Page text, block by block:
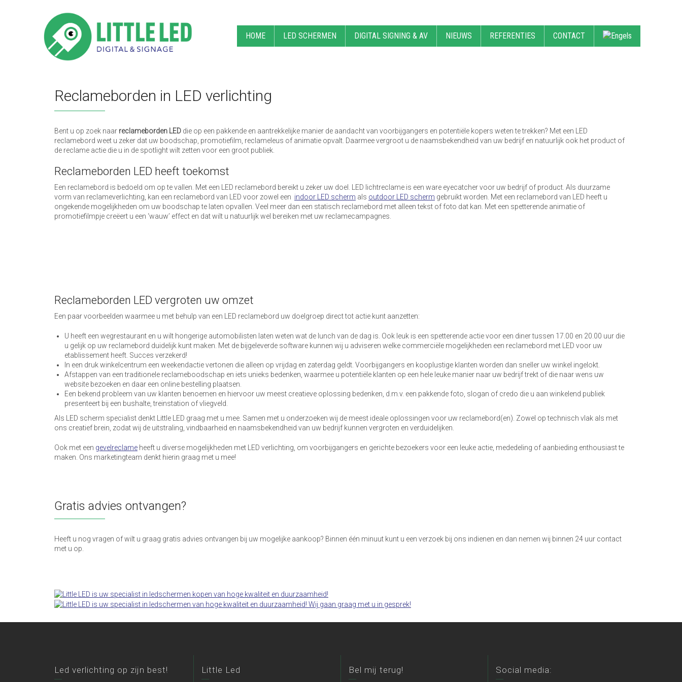
HOME LED SCHERMEN DIGITAL SIGNING & AV NIEUWS REFERENTIES CONTACT
Reclameborden in LED verlichting
Bent u op zoek naar reclameborden LED die op een pakkende en aantrekkelijke manier de aandacht van voorbijgangers en potentiële kopers weten te trekken? Met een LED
reclamebord weet u zeker dat uw boodschap, promotiefilm, reclameleus of animatie opvalt. Daarmee vergroot u de naamsbekendheid van uw bedrijf en natuurlijk ook het product of
de reclame actie die u in de spotlight wilt zetten voor een groot publiek.
Reclameborden LED heeft toekomst
Een reclamebord is bedoeld om op te vallen. Met een LED reclamebord bereikt u zeker uw doel. LED lichtreclame is een ware eyecatcher voor uw bedrijf of product. Als duurzame
vorm van reclameverlichting, kan een reclamebord van LED voor zowel een indoor LED scherm als outdoor LED scherm gebruikt worden. Met een reclamebord van LED heeft u
ongekende mogelijkheden om uw boodschap te laten opvallen. Veel meer dan een statisch reclamebord met alleen tekst of foto dat kan. Met een spetterende animatie of
promotiefilmpje creëert u een ‘wauw’ effect en dat wilt u natuurlijk wel bereiken met uw reclamecampagnes.
Reclameborden LED vergroten uw omzet
Een paar voorbeelden waarmee u met behulp van een LED reclamebord uw doelgroep direct tot actie kunt aanzetten:
U heeft een wegrestaurant en u wilt hongerige automobilisten laten weten wat de lunch van de dag is. Ook leuk is een spetterende actie voor een diner tussen 17.00 en 20.00 uur die
u gelijk op uw reclamebord duidelijk kunt maken. Met de bijgeleverde software kunnen wij u adviseren welke commerciële mogelijkheden een reclamebord met LED voor uw
etablissement heeft. Succes verzekerd!
In een druk winkelcentrum een weekendactie vertonen die alleen op vrijdag en zaterdag geldt. Voorbijgangers en kooplustige klanten worden dan sneller uw winkel ingelokt.
Afstappen van een traditionele reclameboodschap en iets unieks bedenken, waarmee u potentiële klanten op een hele leuke manier naar uw bedrijf trekt of die naar wens uw
website bezoeken en daar een online bestelling plaatsen.
Een bekend probleem van uw klanten benoemen en hiervoor uw meest creatieve oplossing bedenken, d.m.v. een pakkende foto, slogan of credo die u aan winkelend publiek
presenteert bij een bushalte, treinstation of vliegveld.
Als LED scherm specialist denkt Little LED graag met u mee. Samen met u onderzoeken wij de meest ideale oplossingen voor uw reclamebord(en). Zowel op technisch vlak als met
ons creatief brein, zodat wij de uitstraling, vindbaarheid en naamsbekendheid van uw bedrijf kunnen vergroten en verduidelijken.
Ook met een gevelreclame heeft u diverse mogelijkheden met LED verlichting, om voorbijgangers en gerichte bezoekers voor een leuke actie, mededeling of aanbieding enthousiast te
maken. Ons marketingteam denkt hierin graag met u mee!
Gratis advies ontvangen?
Heeft u nog vragen of wilt u graag gratis advies ontvangen bij uw mogelijke aankoop? Binnen één minuut kunt u een verzoek bij ons indienen en dan nemen wij binnen 24 uur contact
met u op.
Led verlichting op zijn best! Little Led Bel mij terug! Social media: